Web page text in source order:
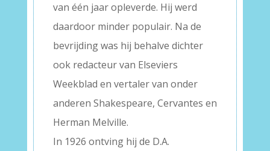
van één jaar opleverde. Hij werd
daardoor minder populair. Na de
bevrijding was hij behalve dichter
ook redacteur van Elseviers
Weekblad en vertaler van onder
anderen Shakespeare, Cervantes en
Herman Melville.
In 1926 ontving hij de D.A.